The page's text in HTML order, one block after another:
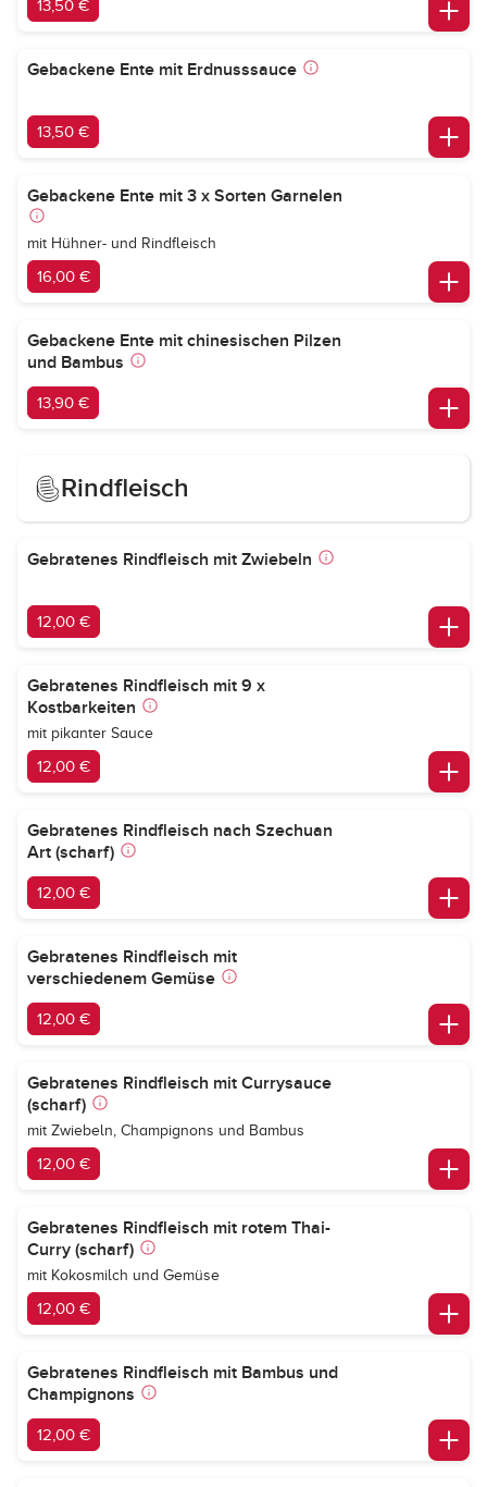
13,50 €
Gebackene Ente mit Erdnusssauce
13,50 €
Gebackene Ente mit 3 x Sorten Garnelen
mit Hühner- und Rindfleisch
16,00 €
Gebackene Ente mit chinesischen Pilzen
und Bambus
13,90 €
Rindfleisch
Gebratenes Rindfleisch mit Zwiebeln
12,00 €
Gebratenes Rindfleisch mit 9 x
Kostbarkeiten
mit pikanter Sauce
12,00 €
Gebratenes Rindfleisch nach Szechuan
Art (scharf)
12,00 €
Gebratenes Rindfleisch mit
verschiedenem Gemüse
12,00 €
Gebratenes Rindfleisch mit Currysauce
(scharf)
mit Zwiebeln, Champignons und Bambus
12,00 €
Gebratenes Rindfleisch mit rotem Thai-
Curry (scharf)
mit Kokosmilch und Gemüse
12,00 €
Gebratenes Rindfleisch mit Bambus und
Champignons
12,00 €